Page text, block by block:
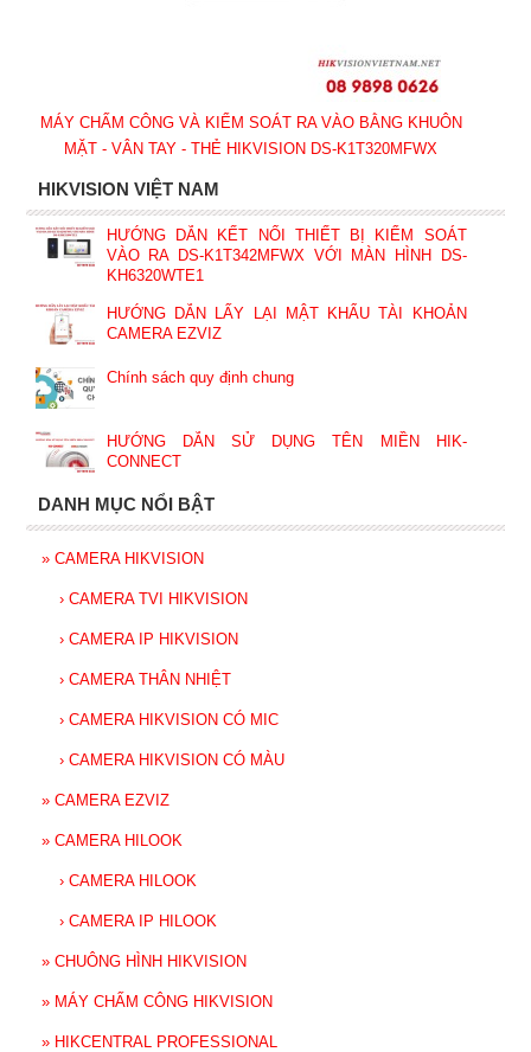
MÁY CHẤM CÔNG VÀ KIỂM SOÁT RA VÀO BẰNG KHUÔN
MẶT - VÂN TAY - THẺ HIKVISION DS-K1T320MFWX
HIKVISION VIỆT NAM
HƯỚNG DẪN KẾT NỐI THIẾT BỊ KIỂM SOÁT
VÀO RA DS-K1T342MFWX VỚI MÀN HÌNH DS-
KH6320WTE1
HƯỚNG DẪN LẤY LẠI MẬT KHẨU TÀI KHOẢN
CAMERA EZVIZ
Chính sách quy định chung
HƯỚNG DẪN SỬ DỤNG TÊN MIỀN HIK-
CONNECT
DANH MỤC NỔI BẬT
» CAMERA HIKVISION
› CAMERA TVI HIKVISION
› CAMERA IP HIKVISION
› CAMERA THÂN NHIỆT
› CAMERA HIKVISION CÓ MIC
› CAMERA HIKVISION CÓ MÀU
» CAMERA EZVIZ
» CAMERA HILOOK
› CAMERA HILOOK
› CAMERA IP HILOOK
» CHUÔNG HÌNH HIKVISION
» MÁY CHẤM CÔNG HIKVISION
» HIKCENTRAL PROFESSIONAL